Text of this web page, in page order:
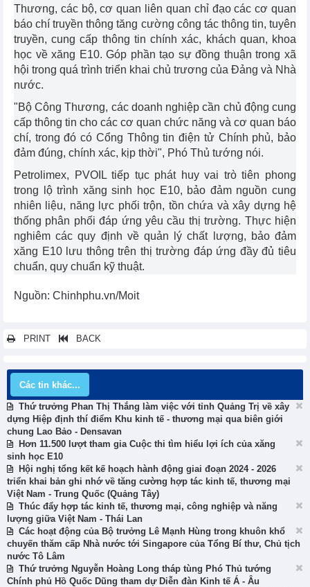
Thương, các bộ, cơ quan liên quan chỉ đạo các cơ quan
báo chí truyền thông tăng cường công tác thông tin, tuyên
truyền, cung cấp thông tin chính xác, khách quan, khoa
học về xăng E10. Góp phần tạo sự đồng thuận trong xã
hội trong quá trình triển khai chủ trương của Đảng và Nhà
nước.
"Bộ Công Thương, các doanh nghiệp cần chủ động cung
cấp thông tin cho các cơ quan chức năng và cơ quan báo
chí, trong đó có Cổng Thông tin điện tử Chính phủ, bảo
đảm đúng, chính xác, kịp thời", Phó Thủ tướng nói.
Petrolimex, PVOIL tiếp tục phát huy vai trò tiên phong
trong lộ trình xăng sinh học E10, bảo đảm nguồn cung
nhiên liệu, năng lực phối trộn, tồn chứa và xây dựng hệ
thống phân phối đáp ứng yêu cầu thị trường. Thực hiện
nghiêm các quy định về quản lý chất lượng, bảo đảm
xăng E10 lưu thông trên thị trường đáp ứng đầy đủ tiêu
chuẩn, quy chuẩn kỹ thuật.
Nguồn: Chinhphu.vn/Moit
PRINT BACK
Các tin khác...
Thứ trưởng Phan Thị Thắng làm việc với tỉnh Quảng Trị về xây
dựng Hiệp định thí điểm Khu kinh tế - thương mại qua biên giới
chung Lao Bảo - Densavan
Hơn 11.500 lượt tham gia Cuộc thi tìm hiểu lợi ích của xăng
sinh học E10
Hội nghị tổng kết kế hoạch hành động giai đoạn 2024 - 2026
triển khai bản ghi nhớ về tăng cường hợp tác kinh tế, thương mại
Việt Nam - Trung Quốc (Quảng Tây)
Thúc đẩy hợp tác kinh tế, thương mại, công nghiệp và năng
lượng giữa Việt Nam - Thái Lan
Các hoạt động của Bộ trưởng Lê Mạnh Hùng trong khuôn khổ
chuyến thăm cấp Nhà nước tới Singapore của Tổng Bí thư, Chủ tịch
nước Tô Lâm
Thứ trưởng Nguyễn Hoàng Long tháp tùng Phó Thủ tướng
Chính phủ Hồ Quốc Dũng tham dự Diễn đàn Kinh tế Á - Âu